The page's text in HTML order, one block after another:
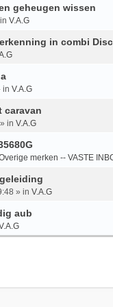
geheugen wissen
V.A.G
in combi
in V.A.G
caravan
in V.A.G
merken -- VASTE
» in V.A.G
aub